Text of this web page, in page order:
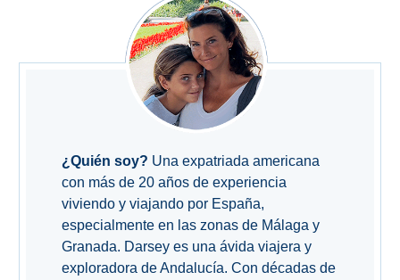
Pampaneira
Bubión
Capileira
¿Quién soy? Una expatriada americana
con más de 20 años de experiencia
viviendo y viajando por España,
especialmente en las zonas de Málaga y
Granada. Darsey es una ávida viajera y
exploradora de Andalucía. Con décadas de